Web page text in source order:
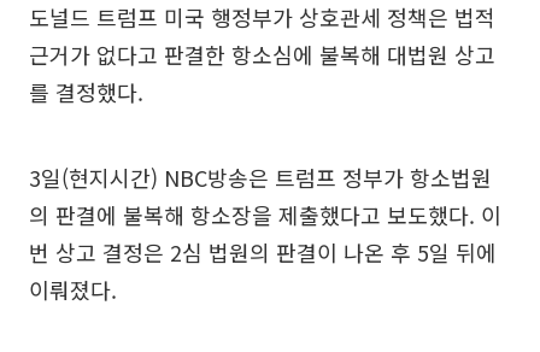
도널드 트럼프 미국 행정부가 상호관세 정책은 법적
근거가 없다고 판결한 항소심에 불복해 대법원 상고
를 결정했다.
3일(현지시간) NBC방송은 트럼프 정부가 항소법원
의 판결에 불복해 항소장을 제출했다고 보도했다. 이
번 상고 결정은 2심 법원의 판결이 나온 후 5일 뒤에
이뤄졌다.